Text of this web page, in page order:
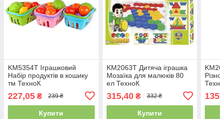
KM5354T Іграшковий
Набір продуктів в кошику
тм ТехноК
227,05 ₴ 239 ₴
Купити
KM2063T Дитяча іграшка
Мозаїка для малюків 80
ел ТехноК
315,40₴ 332 ₴
Купити
135